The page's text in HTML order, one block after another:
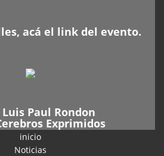
acá el link del evento.
Luis Paul Rondon
Exprimidos
inicio
Noticias